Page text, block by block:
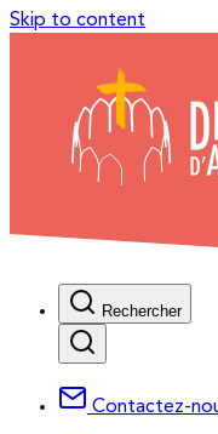
Skip to content
Rechercher
Contactez-